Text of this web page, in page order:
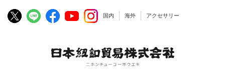
国内 海外 アクセサリー